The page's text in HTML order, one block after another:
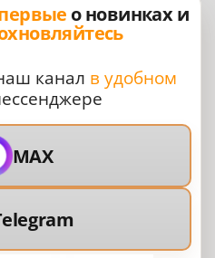
о новинках и
канал в удобном
MAX